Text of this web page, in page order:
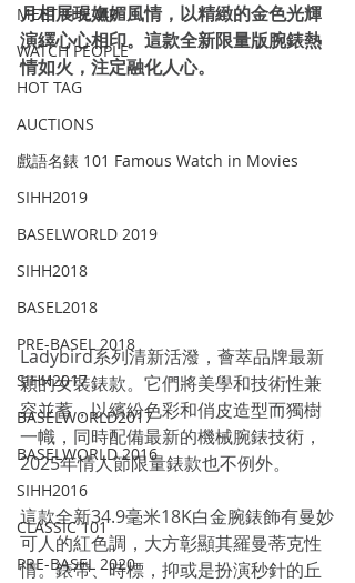
MEET THE VIP
WATCH PEOPLE
HOT TAG
AUCTIONS
戲語名錶 101 Famous Watch in Movies
SIHH2019
BASELWORLD 2019
SIHH2018
BASEL2018
PRE-BASEL 2018
SIHH2017
BASELWORLD2017
BASELWORLD 2016
SIHH2016
CLASSIC 101
PRE-BASEL 2020
月相展現嫵媚風情，以精緻的金色光輝
演繹心心相印。這款全新限量版腕錶熱
情如火，注定融化人心。
Ladybird系列清新活潑，薈萃品牌最新
穎的女裝錶款。它們將美學和技術性兼
容並蓄，以繽紛色彩和俏皮造型而獨樹
一幟，同時配備最新的機械腕錶技術，
2025年情人節限量錶款也不例外。
這款全新34.9毫米18K白金腕錶飾有曼妙
可人的紅色調，大方彰顯其羅曼蒂克性
情。錶帶、時標，抑或是扮演秒針的丘